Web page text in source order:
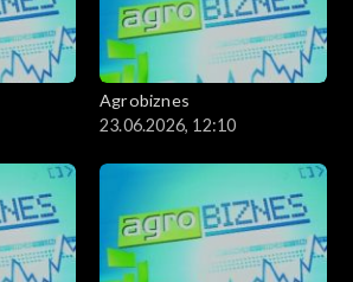
Agrobiznes
23.06.2026, 12:10